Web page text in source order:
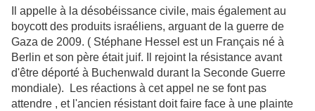
Il appelle à la désobéissance civile, mais également au
boycott des produits israéliens, arguant de la guerre de
Gaza de 2009. ( Stéphane Hessel est un Français né à
Berlin et son père était juif. Il rejoint la résistance avant
d'être déporté à Buchenwald durant la Seconde Guerre
mondiale). Les réactions à cet appel ne se font pas
attendre , et l'ancien résistant doit faire face à une plainte